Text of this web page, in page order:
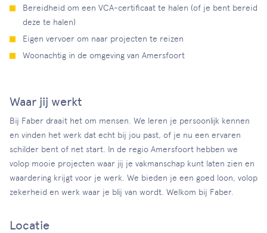
Bereidheid om een VCA-certificaat te halen (of je bent bereid
deze te halen)
Eigen vervoer om naar projecten te reizen
Woonachtig in de omgeving van Amersfoort
Waar jij werkt
Bij Faber draait het om mensen. We leren je persoonlijk kennen
en vinden het werk dat echt bij jou past, of je nu een ervaren
schilder bent of net start. In de regio Amersfoort hebben we
volop mooie projecten waar jij je vakmanschap kunt laten zien en
waardering krijgt voor je werk. We bieden je een goed loon, volop
zekerheid en werk waar je blij van wordt. Welkom bij Faber.
Locatie